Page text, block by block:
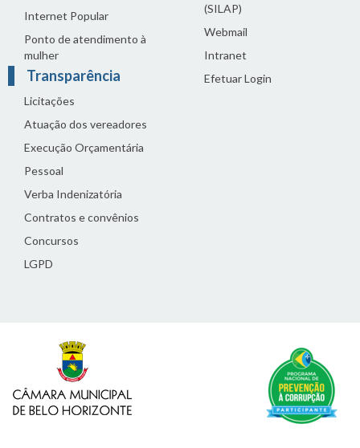
Internet Popular
Ponto de atendimento à
mulher
Transparência
Licitações
Atuação dos vereadores
Execução Orçamentária
Pessoal
Verba Indenizatória
Contratos e convênios
Concursos
LGPD
(SILAP)
Webmail
Intranet
Efetuar Login